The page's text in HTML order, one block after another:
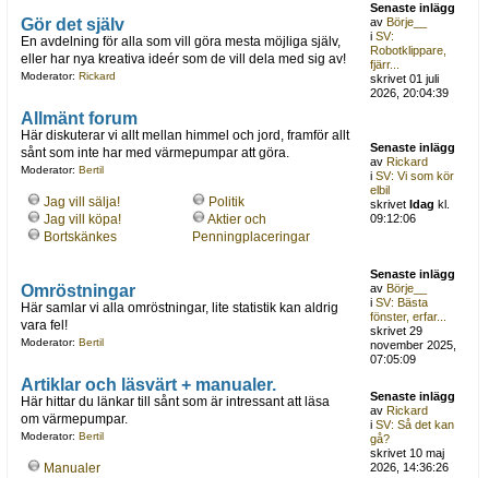
Gör det själv
En avdelning för alla som vill göra mesta möjliga själv,
eller har nya kreativa ideér som de vill dela med sig av!
Moderator: Rickard
Senaste inlägg
avBörje__
iSV:
Robotklippare,
fjärr...
skrivet 01 juli
2026, 20:04:39
Allmänt forum
Här diskuterar vi allt mellan himmel och jord, framför allt
sånt som inte har med värmepumpar att göra.
Moderator: Bertil
Jag vill sälja!
Jag vill köpa!
Bortskänkes
Politik
Aktier och
Penningplaceringar
Senaste inlägg
avRickard
iSV: Vi som kör
elbil
skrivetIdag kl.
09:12:06
Omröstningar
Här samlar vi alla omröstningar, lite statistik kan aldrig
vara fel!
Moderator: Bertil
Senaste inlägg
avBörje__
iSV: Bästa
fönster, erfar...
skrivet 29
november 2025,
07:05:09
Artiklar och läsvärt + manualer.
Här hittar du länkar till sånt som är intressant att läsa
om värmepumpar.
Moderator: Bertil
Manualer
Senaste inlägg
avRickard
iSV: Så det kan
gå?
skrivet 10 maj
2026, 14:36:26